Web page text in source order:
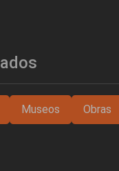
Museos Obras